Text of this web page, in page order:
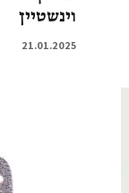
וינשטיין
21.01.2025